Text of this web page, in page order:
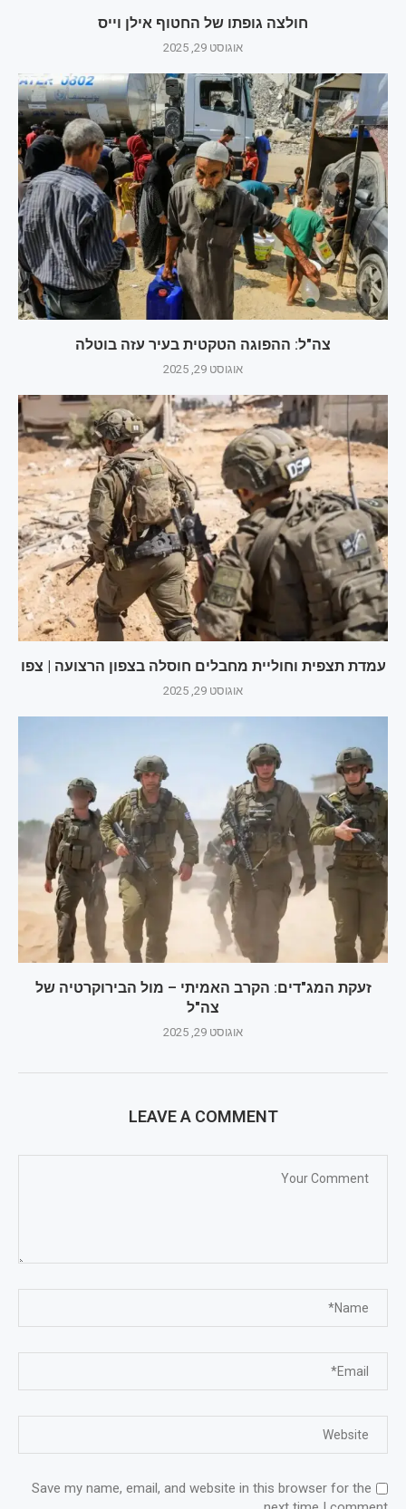
חולצה גופתו של החטוף אילן וייס
אוגוסט 29, 2025
צה"ל: ההפוגה הטקטית בעיר עזה בוטלה
אוגוסט 29, 2025
עמדת תצפית וחוליית מחבלים חוסלה בצפון הרצועה | צפו
אוגוסט 29, 2025
זעקת המג"דים: הקרב האמיתי – מול הבירוקרטיה של
צה"ל
אוגוסט 29, 2025
LEAVE A COMMENT
Save my name, email, and website in this browser for the